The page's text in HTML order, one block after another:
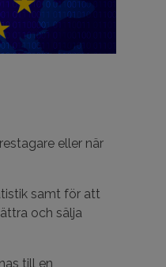
eller när
samt för att
och sälja
till en